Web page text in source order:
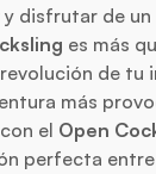
disfrutar de
es más
de tu
más
el Open
perfecta